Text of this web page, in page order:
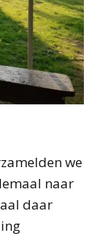
we
naar
daar